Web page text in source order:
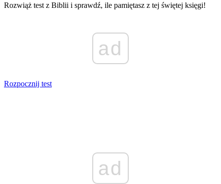
Rozwiąż test z Biblii i sprawdź, ile pamiętasz z tej świętej księgi!
ad
Rozpocznij test
ad